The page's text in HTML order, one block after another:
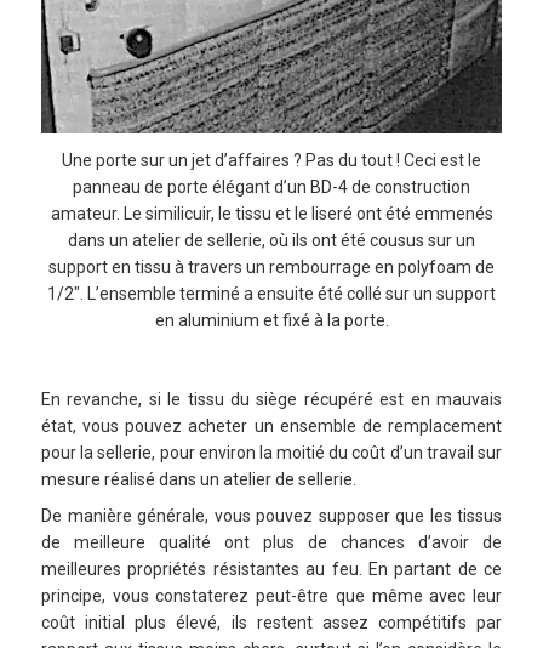
Une porte sur un jet d’affaires ? Pas du tout ! Ceci est le
panneau de porte élégant d’un BD-4 de construction
amateur. Le similicuir, le tissu et le liseré ont été emmenés
dans un atelier de sellerie, où ils ont été cousus sur un
support en tissu à travers un rembourrage en polyfoam de
1/2″. L’ensemble terminé a ensuite été collé sur un support
en aluminium et fixé à la porte.
En revanche, si le tissu du siège récupéré est en mauvais
état, vous pouvez acheter un ensemble de remplacement
pour la sellerie, pour environ la moitié du coût d’un travail sur
mesure réalisé dans un atelier de sellerie.
De manière générale, vous pouvez supposer que les tissus
de meilleure qualité ont plus de chances d’avoir de
meilleures propriétés résistantes au feu. En partant de ce
principe, vous constaterez peut-être que même avec leur
coût initial plus élevé, ils restent assez compétitifs par